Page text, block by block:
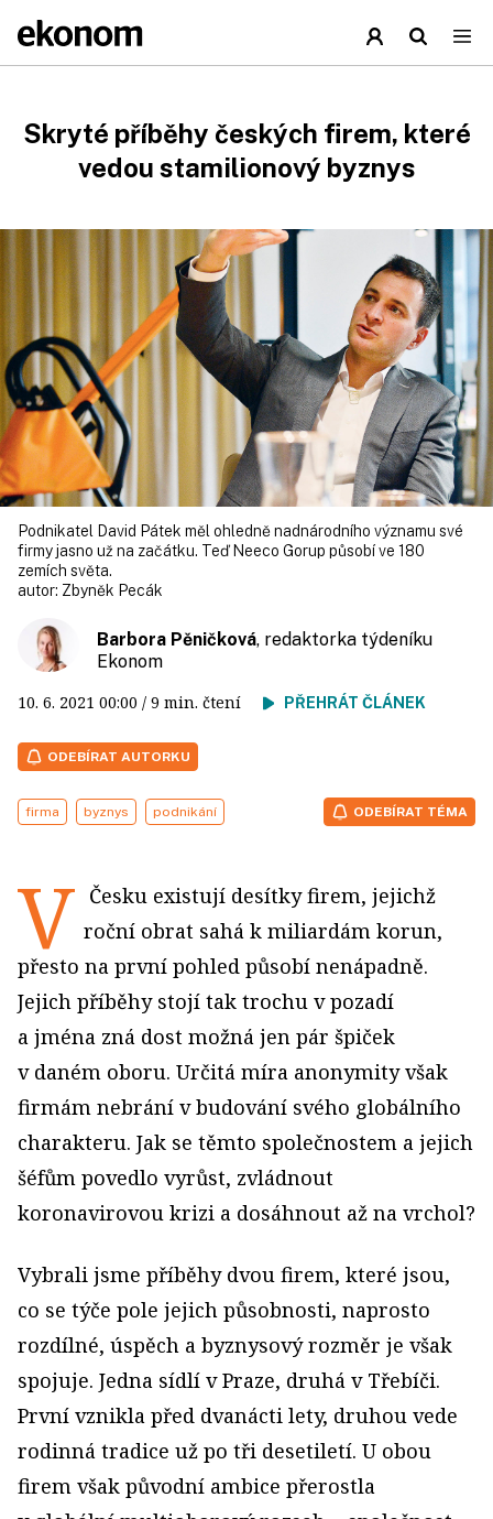
Skryté příběhy českých firem, které
vedou stamilionový byznys
Podnikatel David Pátek měl ohledně nadnárodního významu své
firmy jasno už na začátku. Teď Neeco Gorup působí ve 180
zemích světa.
autor: Zbyněk Pecák
Barbora Pěničková, redaktorka týdeníku
Ekonom
10. 6. 2021 00:00 / 9 min. čtení PŘEHRÁT ČLÁNEK
ODEBÍRAT AUTORKU
firma byznys podnikání ODEBÍRAT TÉMA
V Česku existují desítky firem, jejichž
roční obrat sahá k miliardám korun,
přesto na první pohled působí nenápadně.
Jejich příběhy stojí tak trochu v pozadí
a jména zná dost možná jen pár špiček
v daném oboru. Určitá míra anonymity však
firmám nebrání v budování svého globálního
charakteru. Jak se těmto společnostem a jejich
šéfům povedlo vyrůst, zvládnout
koronavirovou krizi a dosáhnout až na vrchol?
Vybrali jsme příběhy dvou firem, které jsou,
co se týče pole jejich působnosti, naprosto
rozdílné, úspěch a byznysový rozměr je však
spojuje. Jedna sídlí v Praze, druhá v Třebíči.
První vznikla před dvanácti lety, druhou vede
rodinná tradice už po tři desetiletí. U obou
firem však původní ambice přerostla